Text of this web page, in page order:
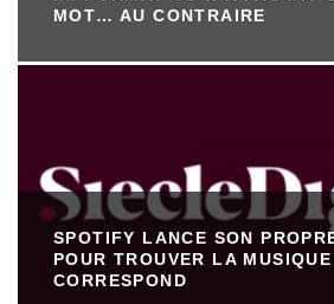
MOT… AU CONTRAIRE
SPOTIFY LANCE SON
POUR TROUVER LA
CORRESPOND